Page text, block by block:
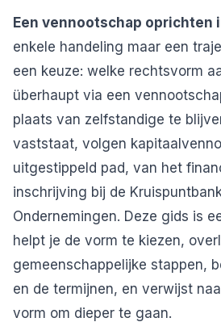
Een vennootschap oprichten
enkele handeling maar een
een keuze: welke rechtsvorm
überhaupt via een
plaats van zelfstandige te
vaststaat, volgen
uitgestippeld pad, van het
inschrijving bij de
Ondernemingen. Deze gids is
helpt je de vorm te kiezen,
gemeenschappelijke stappen,
en de termijnen, en verwijst
vorm om dieper te gaan.